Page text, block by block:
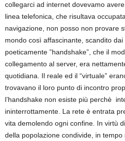
collegarci ad internet dovevamo
linea telefonica, che risultava
navigazione, non posso non provare
mondo così affascinante, scandito
poeticamente ”handshake”, che il
collegamento al server, era
quotidiana. Il reale ed il “virtuale”
trovavano il loro punto di incontro
l’handshake non esiste più perchè
ininterrottamente. La rete è entrata
vita demolendo ogni confine. In virtù
della popolazione condivide, in